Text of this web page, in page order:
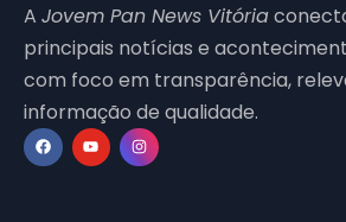
A Jovem Pan News Vitória
principais notícias e
com foco em transparência,
informação de qualidade.